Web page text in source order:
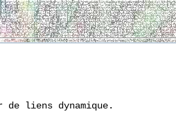
de liens dynamique.